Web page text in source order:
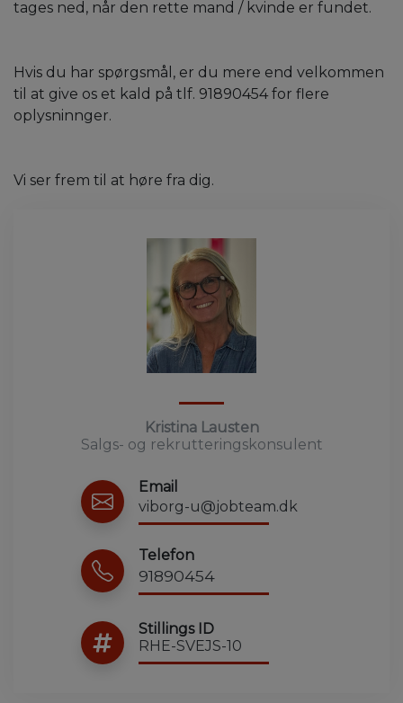
tages ned, når den rette mand / kvinde er fundet.
Hvis du har spørgsmål, er du mere end velkommen
til at give os et kald på tlf. 91890454 for flere
oplysninnger.
Vi ser frem til at høre fra dig.
Kristina Lausten
Salgs- og rekrutteringskonsulent
Email
viborg-u@jobteam.dk
Telefon
91890454
Stillings ID
RHE-SVEJS-10